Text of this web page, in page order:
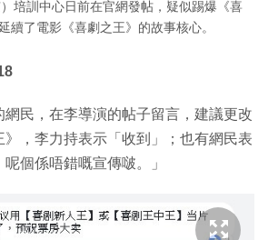
培訓中心日前在官網發帖，疑似踢爆《喜
續了電影《喜劇之王》的故事核心。
民，在李導演的帖子留言，建議更改
，李力持表示「收到」；也有網民表
個係唔錯嘅宣傳啵。」